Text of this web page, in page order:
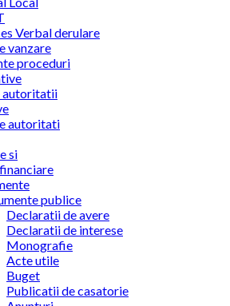
Verbal derulare
vanzare
proceduri
autoritatii
autoritati
si
publice
Declaratii de avere
Declaratii de interese
Monografie
Acte utile
Buget
Publicatii de casatorie